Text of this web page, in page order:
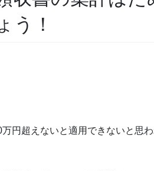
う！
円超えないと適用できないと思